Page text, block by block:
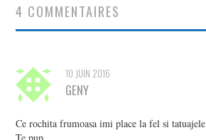
4 COMMENTAIRES
10 JUIN 2016
GENY
Ce rochita frumoasa imi place la fel si